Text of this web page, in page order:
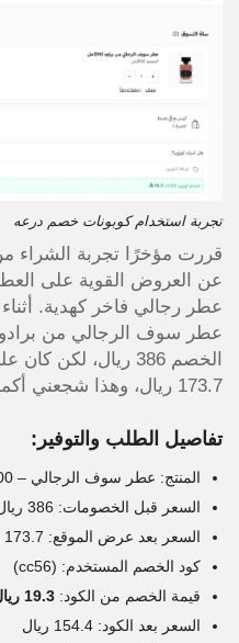
تجربة استخدام كوبونات خصم درعه
قررت مؤخرًا تجربة الشراء
عن العروض القوية على
عطر رجالي فاخر كهدية.
الخصم 386 ريال،
173.7 ريال، وهذا شجعني أكمل التجربة.
تفاصيل الطلب والتوفير:
المنتج: عطر سوف الرجالي – 200 مل
السعر قبل الخصومات: 386 ريال
السعر بعد عرض الموقع: 173.7 ريال
كود الخصم المستخدم: (cc56)
قيمة الخصم من الكود: 19.3 ريال
السعر بعد الكود: 154.4 ريال